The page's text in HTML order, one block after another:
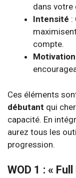
dans votre
Intensité :
compte.
Motivation
Ces éléments
débutant qui
capacité. En
aurez tous les
progression.
WOD 1 : «